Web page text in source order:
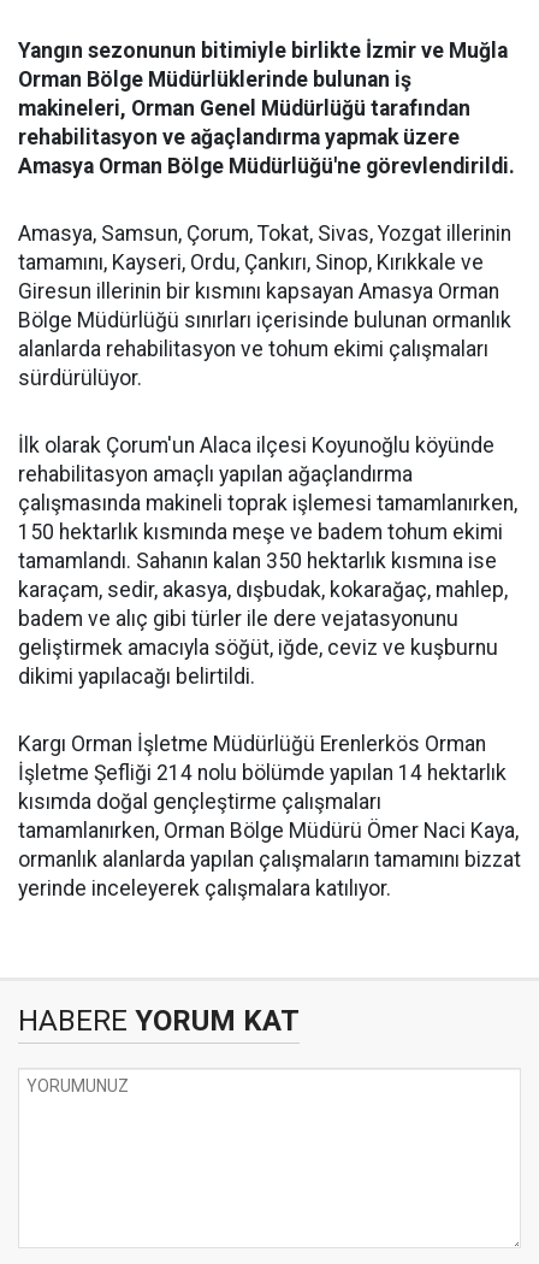
Yangın sezonunun bitimiyle birlikte İzmir ve Muğla
Orman Bölge Müdürlüklerinde bulunan iş
makineleri, Orman Genel Müdürlüğü tarafından
rehabilitasyon ve ağaçlandırma yapmak üzere
Amasya Orman Bölge Müdürlüğü'ne görevlendirildi.
Amasya, Samsun, Çorum, Tokat, Sivas, Yozgat illerinin
tamamını, Kayseri, Ordu, Çankırı, Sinop, Kırıkkale ve
Giresun illerinin bir kısmını kapsayan Amasya Orman
Bölge Müdürlüğü sınırları içerisinde bulunan ormanlık
alanlarda rehabilitasyon ve tohum ekimi çalışmaları
sürdürülüyor.
İlk olarak Çorum'un Alaca ilçesi Koyunoğlu köyünde
rehabilitasyon amaçlı yapılan ağaçlandırma
çalışmasında makineli toprak işlemesi tamamlanırken,
150 hektarlık kısmında meşe ve badem tohum ekimi
tamamlandı. Sahanın kalan 350 hektarlık kısmına ise
karaçam, sedir, akasya, dışbudak, kokarağaç, mahlep,
badem ve alıç gibi türler ile dere vejatasyonunu
geliştirmek amacıyla söğüt, iğde, ceviz ve kuşburnu
dikimi yapılacağı belirtildi.
Kargı Orman İşletme Müdürlüğü Erenlerkös Orman
İşletme Şefliği 214 nolu bölümde yapılan 14 hektarlık
kısımda doğal gençleştirme çalışmaları
tamamlanırken, Orman Bölge Müdürü Ömer Naci Kaya,
ormanlık alanlarda yapılan çalışmaların tamamını bizzat
yerinde inceleyerek çalışmalara katılıyor.
HABERE YORUM KAT